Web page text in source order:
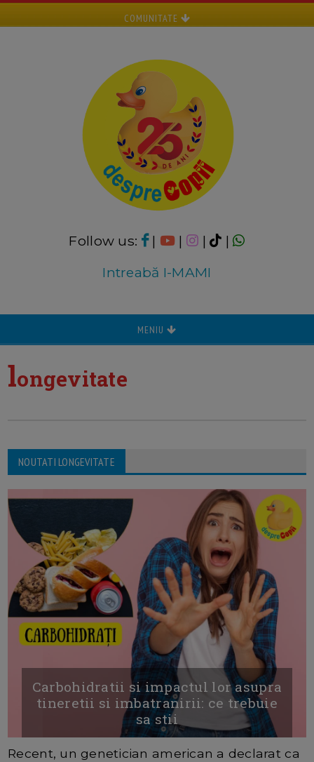
COMUNITATE
Follow us: | | |
|
Intreabă I-MAMI
MENIU
longevitate
NOUTATI LONGEVITATE
Carbohidratii si impactul lor asupra
tineretii si imbatranirii: ce trebuie
sa stii
Recent, un genetician american a declarat ca